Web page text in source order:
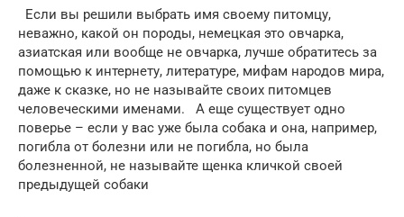
Если вы решили выбрать имя своему питомцу,
неважно, какой он породы, немецкая это овчарка,
азиатская или вообще не овчарка, лучше обратитесь за
помощью к интернету, литературе, мифам народов мира,
даже к сказке, но не называйте своих питомцев
человеческими именами. А еще существует одно
поверье – если у вас уже была собака и она, например,
погибла от болезни или не погибла, но была
болезненной, не называйте щенка кличкой своей
предыдущей собаки